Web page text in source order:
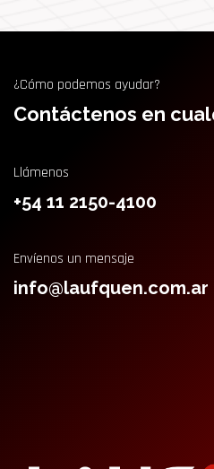
¿Cómo podemos ayudar?
Contáctenos en
Llámenos
+54 11 2150-4100
Envíenos un mensaje
info@laufquen.com.ar